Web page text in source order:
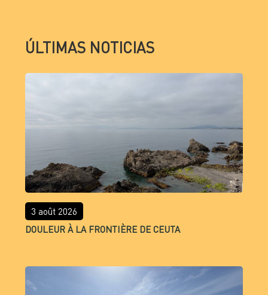
ÚLTIMAS NOTICIAS
3 août 2026
DOULEUR À LA FRONTIÈRE DE CEUTA